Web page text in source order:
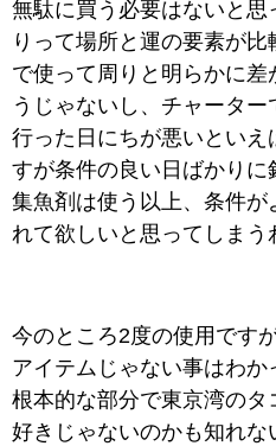
無駄に買う必要はないと
りって場所と運の要素が
で使って周りと明らかに
うじゃないし、チャーター
行った日にちが悪いとい
すが条件の良い日ばかりに
集魚剤は使う以上、条件
れて欲しいと思ってしまう
今のところ2度の使用です
アイテムじゃない事はわ
根本的な部分で東京湾の
好きじゃないのかも知れな